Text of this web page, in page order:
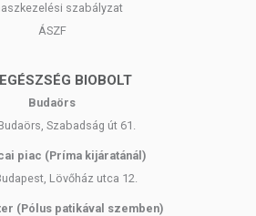
szabályzat
ÁSZF
BIOBOLT
Budaörs
Szabadság út 61.
piac (Príma kijáratánál)
Lövőház utca 12.
(Pólus patikával szemben)